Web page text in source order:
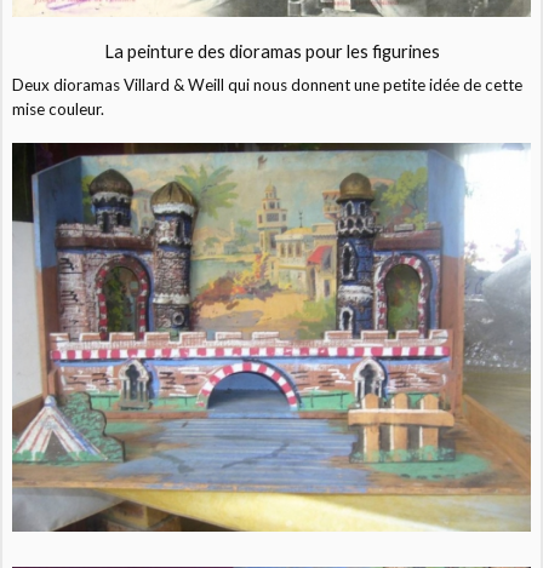
La peinture des dioramas pour les figurines
Deux dioramas Villard & Weill qui nous donnent une petite idée de cette
mise couleur.